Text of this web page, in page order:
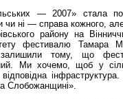
— 2007» стала
чи ні — справа кожного,
району на
фестивалю Тамара
залишили тому, що
Ми хочемо, щоб у
Слобожанщині».